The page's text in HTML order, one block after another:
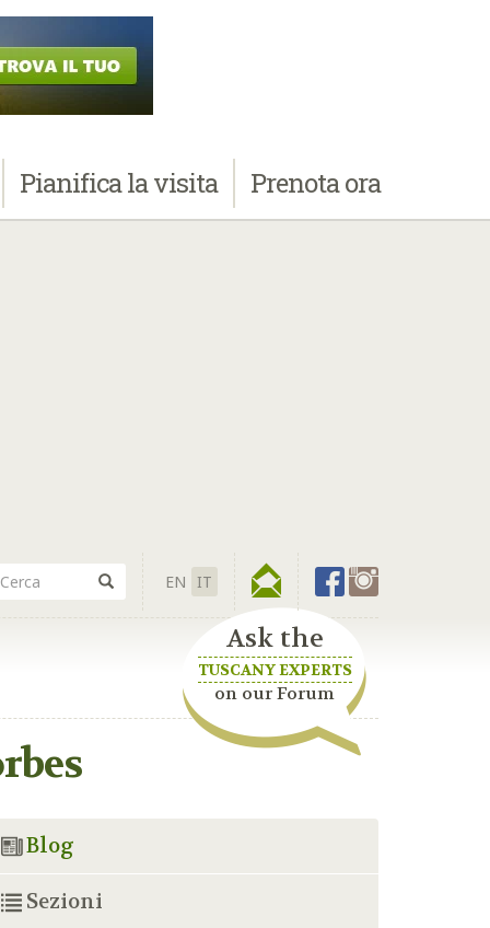
Pianificala visita Prenotaora
EN IT
Ask the
TUSCANY EXPERTS
on our Forum
Blog
Sezioni